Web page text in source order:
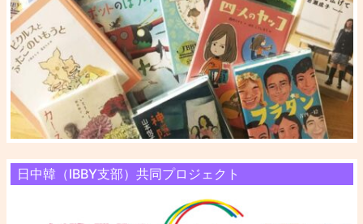
日中韓（IBBY支部）共同プロジェクト